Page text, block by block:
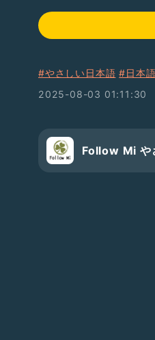
#やさしい日本語 #日本
2025-08-03 01:11:30
Follow Mi や